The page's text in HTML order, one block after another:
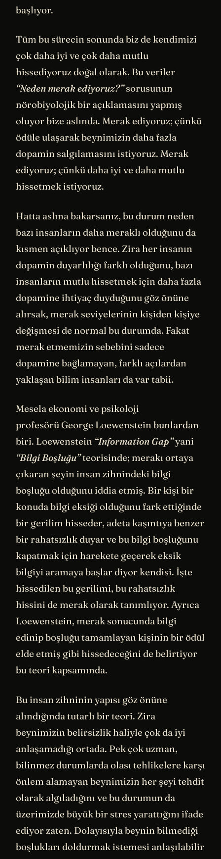
başlıyor.
Tüm bu sürecin sonunda biz de kendimizi
çok daha iyi ve çok daha mutlu
hissediyoruz doğal olarak. Bu veriler
“Neden merak ediyoruz?”sorusunun
nörobiyolojik bir açıklamasını yapmış
oluyor bize aslında. Merak ediyoruz; çünkü
ödüle ulaşarak beynimizin daha fazla
dopamin salgılamasını istiyoruz. Merak
ediyoruz; çünkü daha iyi ve daha mutlu
hissetmek istiyoruz.
Hatta aslına bakarsanız, bu durum neden
bazı insanların daha meraklı olduğunu da
kısmen açıklıyor bence. Zira her insanın
dopamin duyarlılığı farklı olduğunu, bazı
insanların mutlu hissetmek için daha fazla
dopamine ihtiyaç duyduğunu göz önüne
alırsak, merak seviyelerinin kişiden kişiye
değişmesi de normal bu durumda. Fakat
merak etmemizin sebebini sadece
dopamine bağlamayan, farklı açılardan
yaklaşan bilim insanları da var tabii.
Mesela ekonomi ve psikoloji
profesörü George Loewenstein bunlardan
biri. Loewenstein “Information Gap”yani
“Bilgi Boşluğu”teorisinde; merakı ortaya
çıkaran şeyin insan zihnindeki bilgi
boşluğu olduğunu iddia etmiş. Bir kişi bir
konuda bilgi eksiği olduğunu fark ettiğinde
bir gerilim hisseder, adeta kaşıntıya benzer
bir rahatsızlık duyar ve bu bilgi boşluğunu
kapatmak için harekete geçerek eksik
bilgiyi aramaya başlar diyor kendisi. İşte
hissedilen bu gerilimi, bu rahatsızlık
hissini de merak olarak tanımlıyor. Ayrıca
Loewenstein, merak sonucunda bilgi
edinip boşluğu tamamlayan kişinin bir ödül
elde etmiş gibi hissedeceğini de belirtiyor
bu teori kapsamında.
Bu insan zihninin yapısı göz önüne
alındığında tutarlı bir teori. Zira
beynimizin belirsizlik haliyle çok da iyi
anlaşamadığı ortada. Pek çok uzman,
bilinmez durumlarda olası tehlikelere karşı
önlem alamayan beynimizin her şeyi tehdit
olarak algıladığını ve bu durumun da
üzerimizde büyük bir stres yarattığını ifade
ediyor zaten. Dolayısıyla beynin bilmediği
boşlukları doldurmak istemesi anlaşılabilir